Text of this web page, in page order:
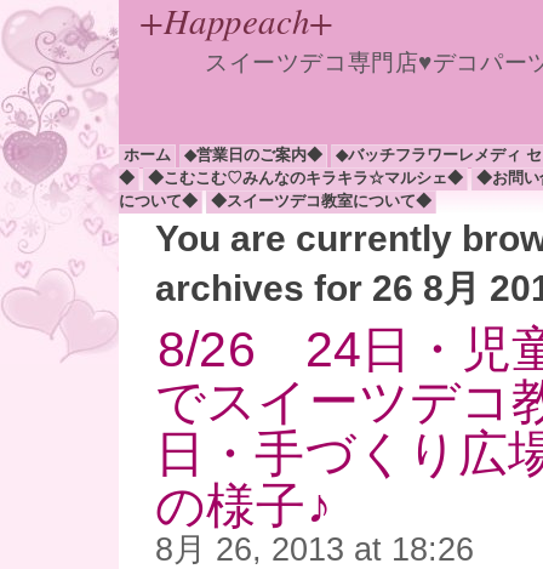
+Happeach+
スイーツデコ専門店♥デコパ
ホーム ◆営業日のご案内◆
◆バッチフラワーレメディ
◆
◆こむこむ♡みんなのキラキラ☆マルシェ◆
◆お問
について◆
◆スイーツデコ教室について◆
You are currently
archives for 26 8月
8/26 24日・児
でスイーツデコ
日・手づくり広
の様子♪
8月 26, 2013 at 18:26